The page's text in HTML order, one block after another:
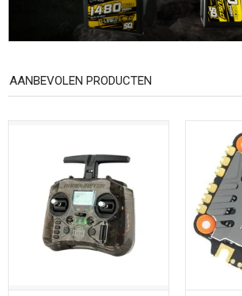
AANBEVOLEN PRODUCTEN